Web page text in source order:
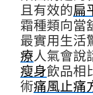
且有效的扁
霜種類向當
最實用生活
療人氣會說
瘦身飲品相
術痛風止痛